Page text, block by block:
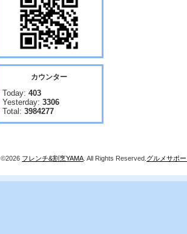
カウンター
Today: 403
Yesterday: 3306
Total: 3984277
©2026 フレンチ&割烹YAMA . All Rights Reserved. グルメサポ